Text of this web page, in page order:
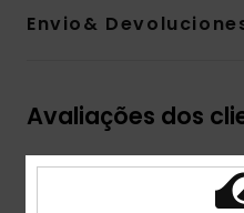
Envio&
Avaliações dos